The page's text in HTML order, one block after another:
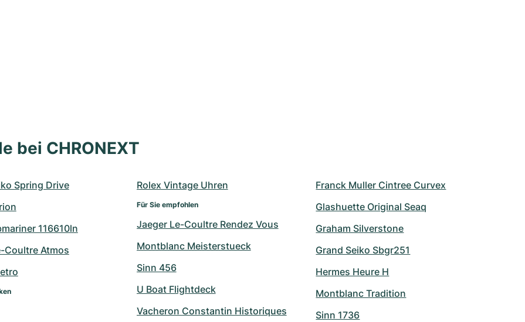
bei CHRONEXT
Spring Drive
116610ln
Coultre Atmos
Rolex Vintage Uhren
Für Sie empfohlen
Jaeger Le-Coultre Rendez Vous
Montblanc Meisterstueck
Sinn 456
U Boat Flightdeck
Vacheron Constantin Historiques
Franck Muller Cintree Curvex
Glashuette Original Seaq
Graham Silverstone
Grand Seiko Sbgr251
Hermes Heure H
Montblanc Tradition
Sinn 1736